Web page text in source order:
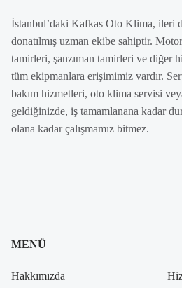
İstanbul’daki Kafkas Oto Klima, ileri
donatılmış uzman ekibe sahiptir.
tamirleri, şanzıman tamirleri ve diğer
tüm ekipmanlara erişimimiz vardır.
bakım hizmetleri, oto klima servisi
geldiğinizde, iş tamamlanana kadar
olana kadar çalışmamız bitmez.
MENÜ
Hakkımızda